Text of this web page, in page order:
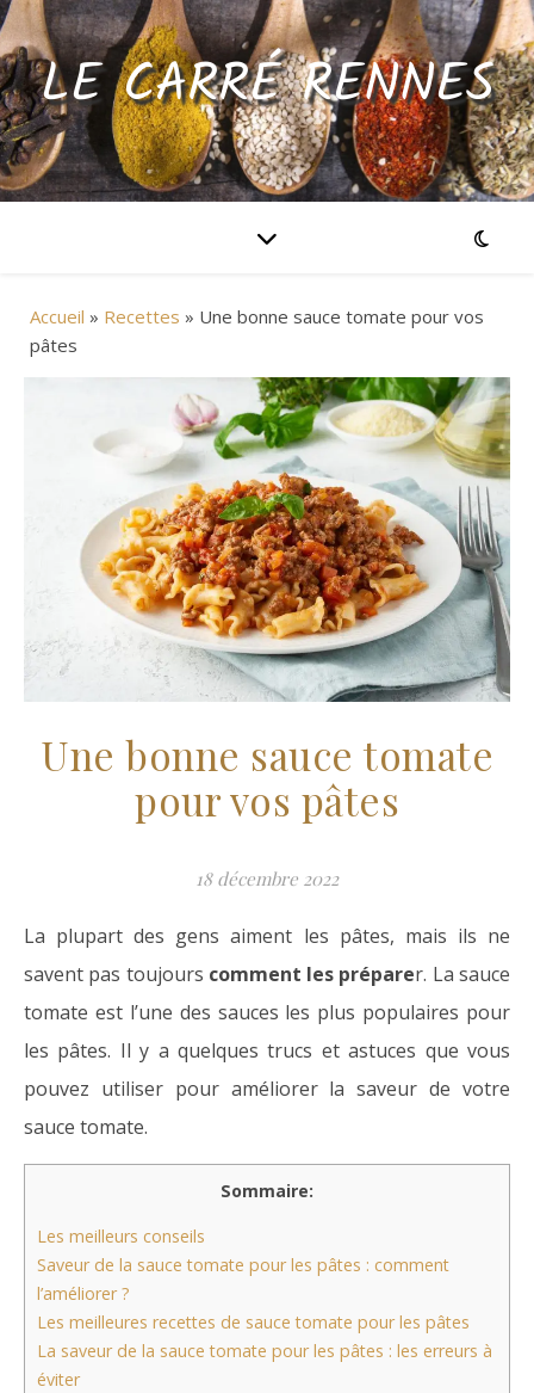
LE CARRÉ RENNES
Accueil » Recettes » Une bonne sauce tomate pour vos
pâtes
Une bonne sauce tomate
pour vos pâtes
18 décembre 2022
La plupart des gens aiment les pâtes, mais ils ne
savent pas toujours comment les préparer. La sauce
tomate est l’une des sauces les plus populaires pour
les pâtes. Il y a quelques trucs et astuces que vous
pouvez utiliser pour améliorer la saveur de votre
sauce tomate.
Sommaire:
Les meilleurs conseils
Saveur de la sauce tomate pour les pâtes : comment
l’améliorer ?
Les meilleures recettes de sauce tomate pour les pâtes
La saveur de la sauce tomate pour les pâtes : les erreurs à
éviter